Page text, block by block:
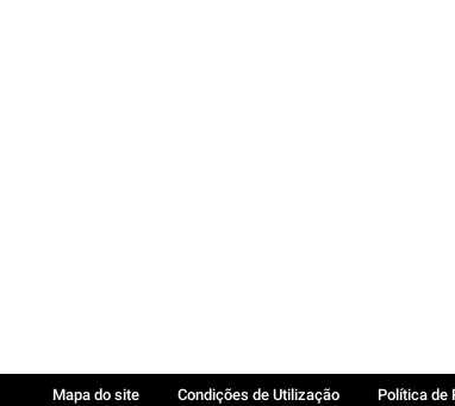
Mapa do site Condições de Utilização Política de